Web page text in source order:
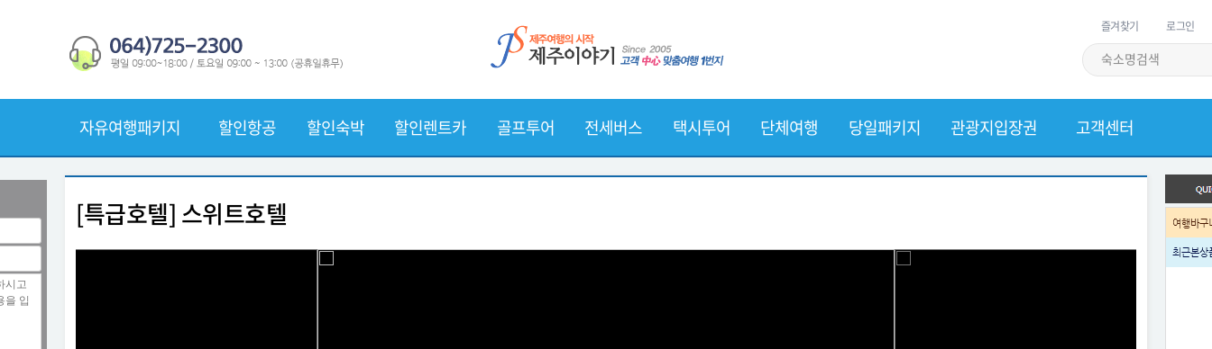
즐겨찾기 로그인
자유여행패키지 할인항공 할인숙박 할인렌트카 골프투어 전세버스 택시투어 단체여행 당일패키지 관광지입장권 고객센터
[특급호텔] 스위트호텔